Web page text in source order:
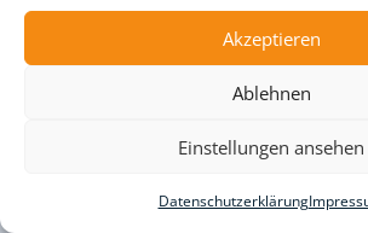
Akzeptieren
Ablehnen
Einstellungen ansehen
Datenschutzerklärung
verfügbaren Technologie und
Implementierungskosten
Maßnahmen, auch technischer
welche die veröffentlichten
darüber in Kenntnis zu setzen,